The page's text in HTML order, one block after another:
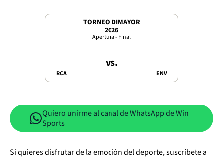
TORNEO DIMAYOR
2026
Apertura - Final
RCA
vs.
ENV
Quiero unirme al canal de WhatsApp de Win
Sports
Si quieres disfrutar de la emoción del deporte, suscríbete a